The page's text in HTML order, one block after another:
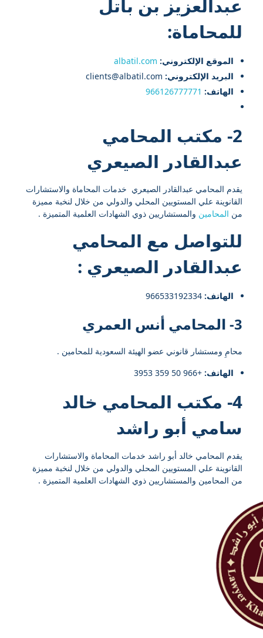
عبدالعزيز بن باتل
للمحاماة:
الموقع الإلكتروني: albatil.com
البريد الإلكتروني:
الهاتف: 966126777771
2- مكتب المحامي
عبدالقادر الصيعري
يقدم المحامي عبدالقادر الصيعري خدمات المحاماة والاستشارات
القانوينة علي المستويين المحلي والدولي من خلال لنخبة مميزة
من المحامين والمستشاريين ذوي الشهادات العلمية المتميزة .
للتواصل مع المحامي
عبدالقادر الصيعري :
الهاتف: 966533192334⁩
3- المحامي أنس العمري
محامِ ومستشار قانوني عضو الهيئة السعودية للمحامين .
الهاتف: +966 50 359 3953
4- مكتب المحامي خالد
سامي أبو راشد
يقدم المحامي خالد أبو راشد خدمات المحاماة والاستشارات
القانوينة علي المستويين المحلي والدولي من خلال لنخبة مميزة
من المحامين والمستشاريين ذوي الشهادات العلمية المتميزة .